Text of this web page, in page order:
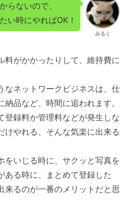
みるく
らないので、
い時にやればOK！
料がかかったりして、維持費に
なネットワークビジネスは、仕
品など、時間に追われます。
登録料か管理料などが発生しな
けやれる、そんな気楽に出来る
をいじる時に、サクッと写真を
ある時に、まとめて登録した
来るのが一番のメリットだと思